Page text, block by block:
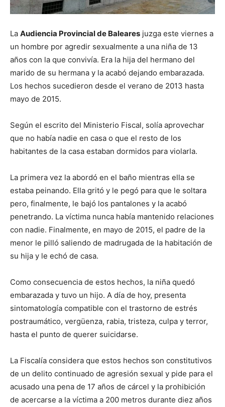
La Audiencia Provincial de Baleares juzga este viernes a
un hombre por agredir sexualmente a una niña de 13
años con la que convivía. Era la hija del hermano del
marido de su hermana y la acabó dejando embarazada.
Los hechos sucedieron desde el verano de 2013 hasta
mayo de 2015.
Según el escrito del Ministerio Fiscal, solía aprovechar
que no había nadie en casa o que el resto de los
habitantes de la casa estaban dormidos para violarla.
La primera vez la abordó en el baño mientras ella se
estaba peinando. Ella gritó y le pegó para que le soltara
pero, finalmente, le bajó los pantalones y la acabó
penetrando. La víctima nunca había mantenido relaciones
con nadie. Finalmente, en mayo de 2015, el padre de la
menor le pilló saliendo de madrugada de la habitación de
su hija y le echó de casa.
Como consecuencia de estos hechos, la niña quedó
embarazada y tuvo un hijo. A día de hoy, presenta
sintomatología compatible con el trastorno de estrés
postraumático, vergüenza, rabia, tristeza, culpa y terror,
hasta el punto de querer suicidarse.
La Fiscalía considera que estos hechos son constitutivos
de un delito continuado de agresión sexual y pide para el
acusado una pena de 17 años de cárcel y la prohibición
de acercarse a la víctima a 200 metros durante diez años